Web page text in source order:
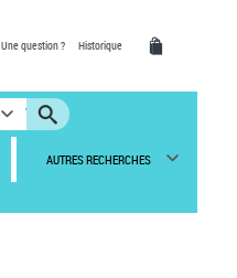
Une question ? Historique
AUTRES RECHERCHES